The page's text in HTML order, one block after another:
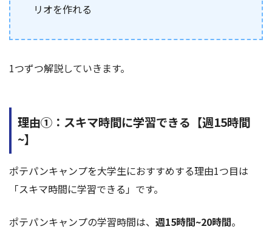
リオを作れる
1つずつ解説していきます。
理由①：スキマ時間に学習できる【週15時間
~】
ポテパンキャンプを大学生におすすめする理由1つ目は
「スキマ時間に学習できる」です。
ポテパンキャンプの学習時間は、 週15時間~20時間。